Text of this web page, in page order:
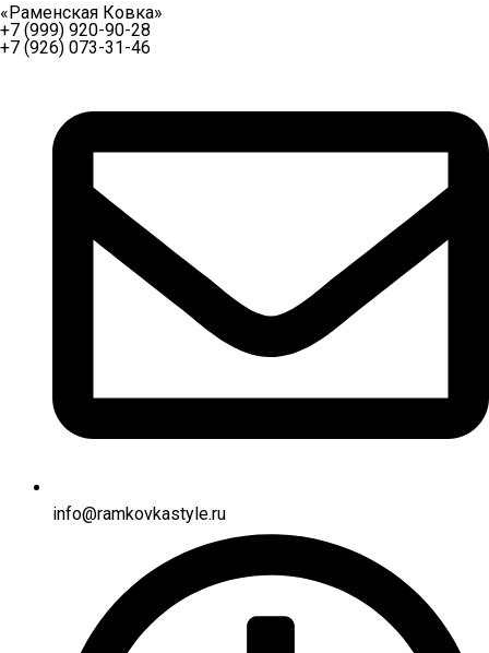
«Раменская Ковка»
+7 (999) 920-90-28
+7 (926) 073-31-46
info@ramkovkastyle.ru